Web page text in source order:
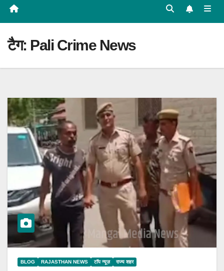
टैग: Pali Crime News
BLOG RAJASTHAN NEWS टॉप न्यूज़ राज्य शहर